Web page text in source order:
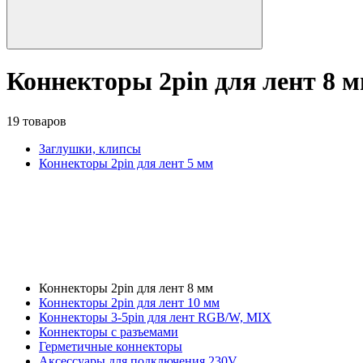
Коннекторы 2pin для лент 8
19 товаров
Заглушки, клипсы
Коннекторы 2pin для лент 5 мм
Коннекторы 2pin для лент 8 мм
Коннекторы 2pin для лент 10 мм
Коннекторы 3-5pin для лент RGB/W, MIX
Коннекторы с разъемами
Герметичные коннекторы